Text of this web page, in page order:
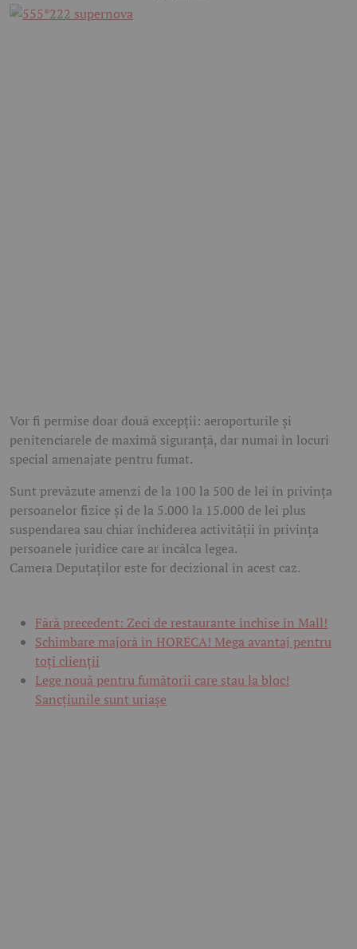
Vor fi permise doar două excepții: aeroporturile și
penitenciarele de maximă siguranță, dar numai în locuri
special amenajate pentru fumat.
Sunt prevăzute amenzi de la 100 la 500 de lei în privința
persoanelor fizice și de la 5.000 la 15.000 de lei plus
suspendarea sau chiar închiderea activității în privința
persoanele juridice care ar încălca legea.
Camera Deputaților este for decizional în acest caz.
Fără precedent: Zeci de restaurante închise în Mall!
Schimbare majoră în HORECA! Mega avantaj pentru
toți clienții
Lege nouă pentru fumătorii care stau la bloc!
Sancțiunile sunt uriașe